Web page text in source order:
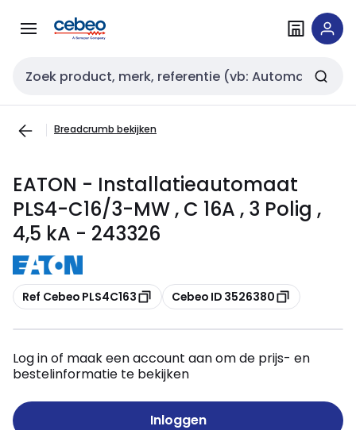
naar
naar
Zoekveld invoer
Breadcrumb bekijken
EATON - Installatieautomaat
PLS4-C16/3-MW , C 16A , 3 Polig ,
4,5 kA - 243326
Kopiëren
Ref Cebeo PLS4C163 Kopiëren
Cebeo ID 3526380
Log in of maak een account aan om de prijs- en
bestelinformatie te bekijken
Inloggen